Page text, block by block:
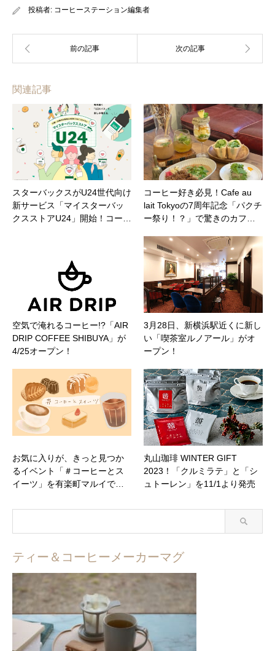
投稿者: コーヒーステーション編集者
関連記事
スターバックスがU24世代向け
新サービス「マイスターバッ
クスストアU24」開始！コー…
コーヒー好き必見！Cafe au
lait Tokyoの7周年記念「パクチ
ー祭り！？」で驚きのカフ…
空気で淹れるコーヒー!?「AIR
DRIP COFFEE SHIBUYA」が
4/25オープン！
3月28日、新横浜駅近くに新し
い「喫茶室ルノアール」がオ
ープン！
お気に入りが、きっと見つか
るイベント「＃コーヒーとス
イーツ」を有楽町マルイで…
丸山珈琲 WINTER GIFT
2023！「クルミラテ」と「シ
ュトーレン」を11/1より発売
ティー＆コーヒーメーカーマグ